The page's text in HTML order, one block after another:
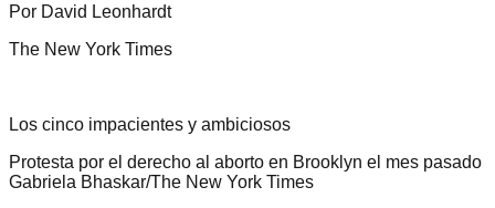
Por David Leonhardt
The New York Times
Los cinco impacientes y ambiciosos
Protesta por el derecho al aborto en Brooklyn el mes pasado
Gabriela Bhaskar/The New York Times